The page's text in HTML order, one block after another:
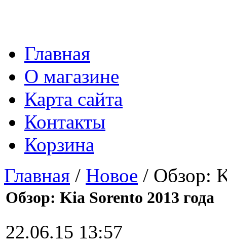
Главная
О магазине
Карта сайта
Контакты
Корзина
Главная / Новое / Обзор:
Обзор: Kia Sorento 2013 года
22.06.15 13:57